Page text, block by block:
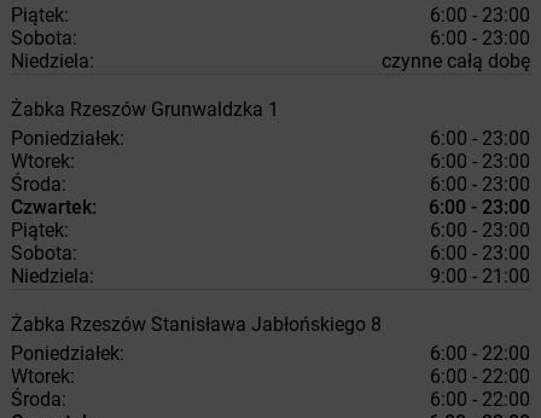
Piątek:
6:00 - 23:00
Sobota:
6:00 - 23:00
Niedziela:
czynne całą dobę
Żabka Rzeszów Grunwaldzka 1
Poniedziałek:
6:00 - 23:00
Wtorek:
6:00 - 23:00
Środa:
6:00 - 23:00
Czwartek:
6:00 - 23:00
Piątek:
6:00 - 23:00
Sobota:
6:00 - 23:00
Niedziela:
9:00 - 21:00
Żabka Rzeszów Stanisława Jabłońskiego 8
Poniedziałek:
6:00 - 22:00
Wtorek:
6:00 - 22:00
Środa:
6:00 - 22:00